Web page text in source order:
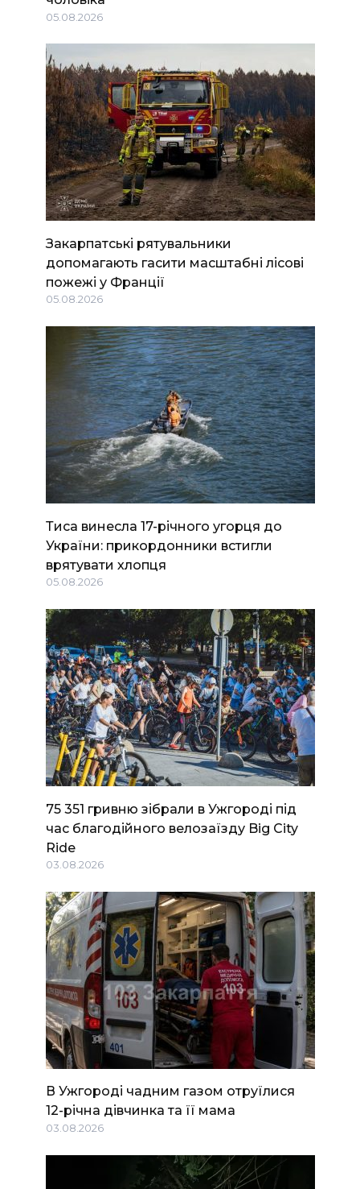
05.08.2026
Закарпатські рятувальники
допомагають гасити масштабні лісові
пожежі у Франції
05.08.2026
Тиса винесла 17-річного угорця до
України: прикордонники встигли
врятувати хлопця
05.08.2026
75 351 гривню зібрали в Ужгороді під
час благодійного велозаїзду Big Сity
Ride
03.08.2026
В Ужгороді чадним газом отруїлися
12-річна дівчинка та її мама
03.08.2026